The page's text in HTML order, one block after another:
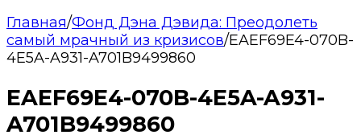
Главная/Фонд Дэна Дэвида: Преодолеть
самый мрачный из кризисов/EAEF69E4-070B-
4E5A-A931-A701B9499860
EAEF69E4-070B-4E5A-A931-
A701B9499860